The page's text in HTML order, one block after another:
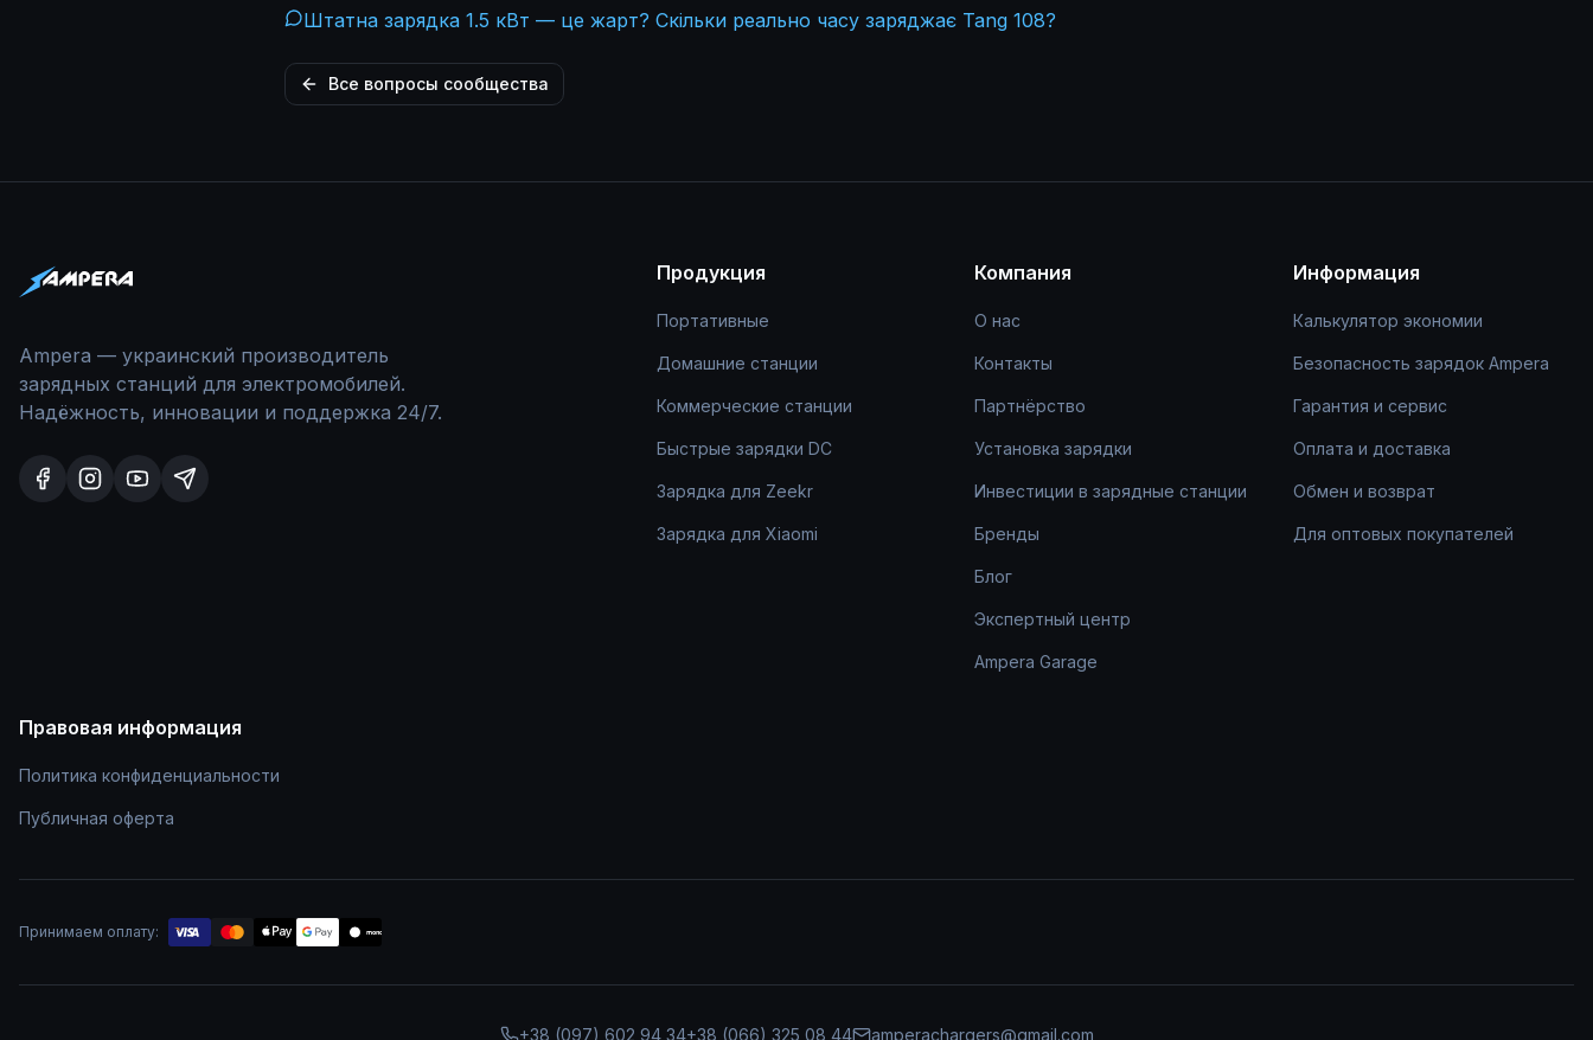
Штатна зарядка 1.5 кВт — це жарт? Скільки реально часу заряджає Tang 108?
Все вопросы сообщества
Ampera — украинский производитель
зарядных станций для электромобилей.
Надёжность, инновации и поддержка 24/7.
Продукция
Портативные
Домашние станции
Коммерческие станции
Быстрые зарядки DC
Зарядка для Zeekr
Зарядка для Xiaomi
Компания
О нас
Контакты
Партнёрство
Установка зарядки
Инвестиции в зарядные станции
Бренды
Блог
Экспертный центр
Ampera Garage
Информация
Калькулятор экономии
Безопасность зарядок Ampera
Гарантия и сервис
Оплата и доставка
Обмен и возврат
Для оптовых покупателей
Правовая информация
Политика конфиденциальности
Публичная оферта
Принимаем оплату: mono
+38 (097) 602 94 34+38 (066) 325 08 44 amperachargers@gmail.com